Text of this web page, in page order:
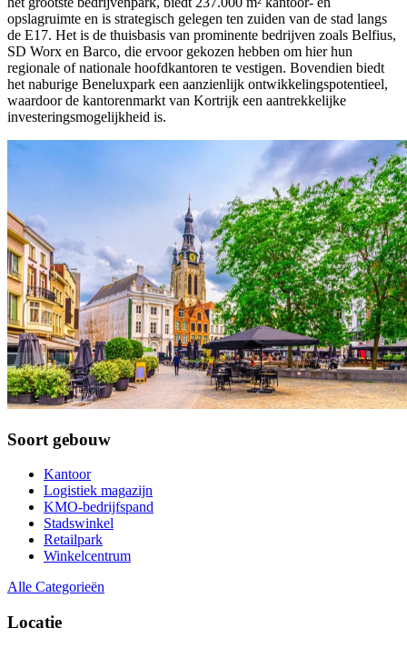
opslagruimte en is strategisch gelegen ten zuiden van de stad langs
de E17. Het is de thuisbasis van prominente bedrijven zoals Belfius,
SD Worx en Barco, die ervoor gekozen hebben om hier hun
regionale of nationale hoofdkantoren te vestigen. Bovendien biedt
het naburige Beneluxpark een aanzienlijk ontwikkelingspotentieel,
waardoor de kantorenmarkt van Kortrijk een aantrekkelijke
investeringsmogelijkheid is.
Soort gebouw
Kantoor
Logistiek magazijn
KMO-bedrijfspand
Stadswinkel
Retailpark
Winkelcentrum
Alle Categorieën
Locatie